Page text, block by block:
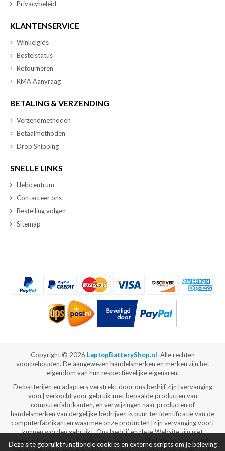
Privacybeleid
KLANTENSERVICE
Winkelgids
Bestelstatus
Retourneren
RMA Aanvraag
BETALING & VERZENDING
Verzendmethoden
Betaalmethoden
Drop Shipping
SNELLE LINKS
Helpcentrum
Contacteer ons
Bestelling volgen
Sitemap
Copyright © 2026 LaptopBatteryShop.nl. Alle rechten
voorbehouden. De aangewezen handelsmerken en merken zijn het
eigendom van hun respectievelijke eigenaren.
De batterijen en adapters verstrekt door ons bedrijf zijn [vervanging
voor] verkocht voor gebruik met bepaalde producten van
computerfabrikanten, en verwijzingen naar producten of
handelsmerken van dergelijke bedrijven is puur ter identificatie van de
computerfabrikanten waarmee onze producten [zijn vervanging voor]
kunnen worden gebruikt. Ons bedrijf en deze Website zijn niet
gelieerd, waartoe, in licentie gegeven door, distributeurs voor, noch
Deze site gebruikt functionele cookies en externe scripts om je beleving